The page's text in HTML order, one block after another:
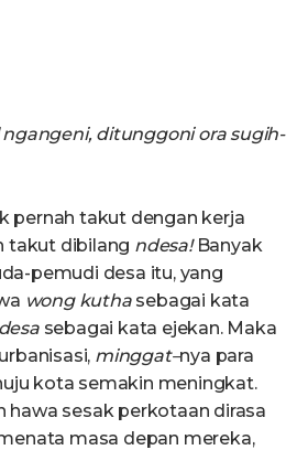
ditunggoni ora sugih-
pernah takut dengan kerja
takut dibilang ndesa!Banyak
pemudi desa itu, yang
wong kuthasebagai kata
sebagai kata ejekan. Maka
minggat–nya para
kota semakin meningkat.
hawa sesak perkotaan dirasa
masa depan mereka,